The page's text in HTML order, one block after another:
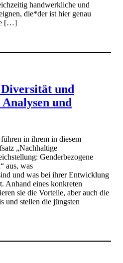
handwerkliche und
die*der ist hier genau
[…]
und
und
in ihrem in diesem
„Nachhaltige
Genderbezogene
aus, was
und was bei ihrer Entwicklung
Anhand eines konkreten
sie die Vorteile, aber auch die
und stellen die jüngsten